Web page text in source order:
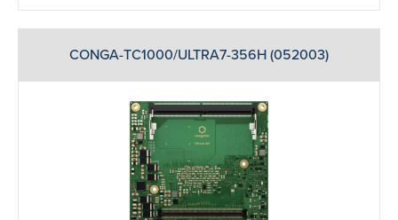
CONGA-TC1000/ULTRA7-356H (052003)